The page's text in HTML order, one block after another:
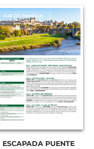
ESCAPADA PUENTE